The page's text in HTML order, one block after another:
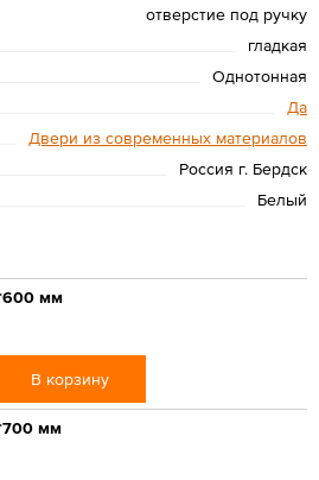
отверстие под ручку
гладкая
Однотонная
Да
Двери из современных материалов
Россия г. Бердск
Белый
мм
В корзину
мм